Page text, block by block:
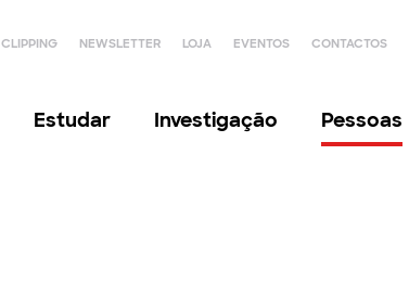
CLIPPING NEWSLETTER LOJA EVENTOS CONTACTOS
Estudar Investigação Pessoas